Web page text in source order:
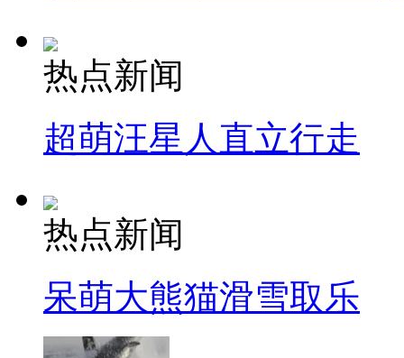
热点新闻
超萌汪星人直立行走
热点新闻
呆萌大熊猫滑雪取乐